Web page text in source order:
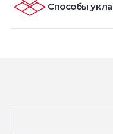
Способы